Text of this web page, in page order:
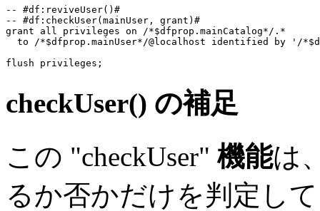
-- #df:reviveUser()#
-- #df:checkUser(mainUser, grant)#
grant all privileges on /*$dfprop.mainCatalog*/.*
to /*$dfprop.mainUser*/@localhost identified by '/
flush privileges
checkUser() の補足
この "checkUser"機能は
るか否かだけを判定し